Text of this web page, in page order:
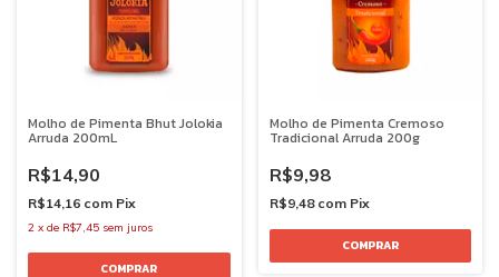
Molho de Pimenta Bhut Jolokia
Arruda 200mL
R$14,90
R$14,16 com Pix
2 x de R$7,45 sem juros
Molho de Pimenta Cremoso
Tradicional Arruda 200g
R$9,98
R$9,48 com Pix